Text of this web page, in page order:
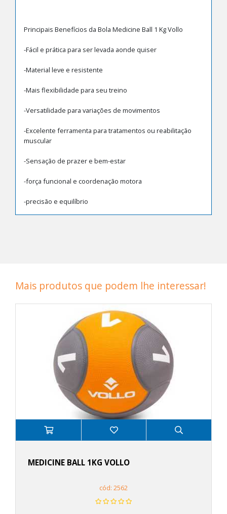
Principais Benefícios da Bola Medicine Ball 1 Kg Vollo
-Fácil e prática para ser levada aonde quiser
-Material leve e resistente
-Mais flexibilidade para seu treino
-Versatilidade para variações de movimentos
-Excelente ferramenta para tratamentos ou reabilitação
muscular
-Sensação de prazer e bem-estar
-força funcional e coordenação motora
-precisão e equilíbrio
Mais produtos que podem lhe interessar!
MEDICINE BALL 1KG VOLLO
cód: 2562